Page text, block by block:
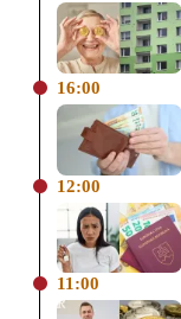
16:00
12:00
11:00